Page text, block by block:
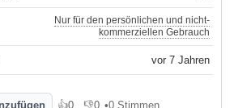
Nur für den persönlichen und nicht-
kommerziellen Gebrauch
vor 7 Jahren
👍0 👎0 •0 Stimmen